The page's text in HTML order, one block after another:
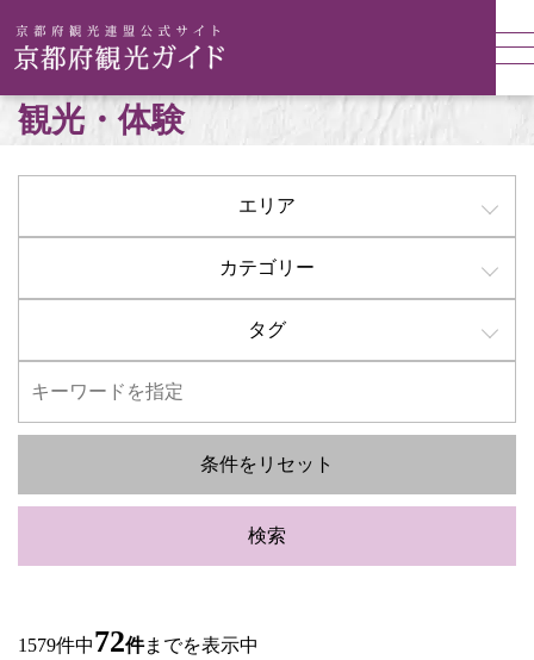
観光・体験
エリア
カテゴリー
タグ
条件をリセット
検索
1579件中72件までを表示中